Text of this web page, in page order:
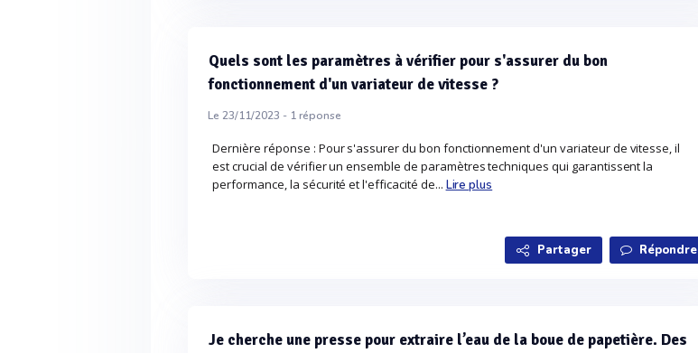
Quels sont les paramètres à vérifier pour s'assurer du bon
fonctionnement d'un variateur de vitesse ?
Le 23/11/2023 - 1réponse
Dernière réponse : Pour s'assurer du bon fonctionnement d'un variateur de vitesse, il
est crucial de vérifier un ensemble de paramètres techniques qui garantissent la
performance, la sécurité et l'efficacité de... Lire plus
Partager Répondre
Je cherche une presse pour extraire l’eau de la boue de papetière. Des